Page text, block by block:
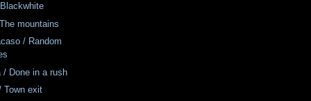
mountains
/ Random
/ Done in a rush
Town exit